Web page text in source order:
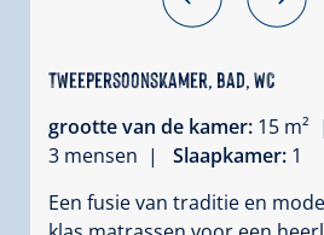
Tweepersoonskamer, bad, WC
grootte van de kamer: 15 m²
3 mensen |
Slaapkamer: 1
Een fusie van traditie en